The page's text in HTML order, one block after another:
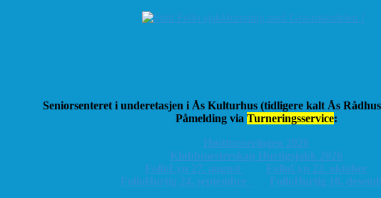
Seniorsenteret i underetasjen i Ås Kulturhus (tidligere kalt Ås
Påmelding via Turneringsservice:
Høstturneringen 2026
Klubbmesterskap Hurtigsjakk 2026
FolloLyn 27. august
FolloLyn 22. oktober
FolloHurtig 24. september
FolloHurtig 10.